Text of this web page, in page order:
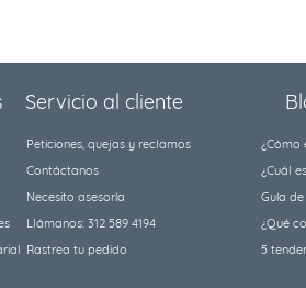
Servicio al cliente
Peticiones, quejas y reclamos
Contáctanos
Necesito asesoría
Llámanos: 312 589 4194
Rastrea tu pedido
¿Cómo
¿Cuál
Guía
¿Qué
5